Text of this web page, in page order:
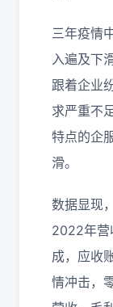
三年疫情
入遍及下
跟着企业
求严重不
特点的企
滑。
数据显现
2022年营
成，应收
情冲击，